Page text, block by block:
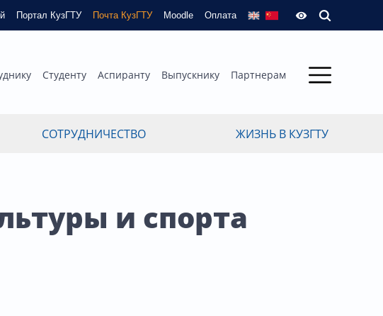
Портал КузГТУ Почта КузГТУ Moodle Оплата
Студенту Аспиранту Выпускнику Партнерам
СОТРУДНИЧЕСТВО ЖИЗНЬ В КУЗГТУ
и спорта